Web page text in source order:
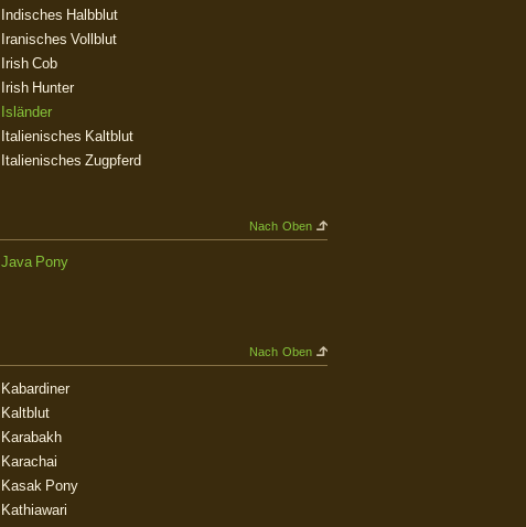
Indisches Halbblut
Iranisches Vollblut
Irish Cob
Irish Hunter
Isländer
Italienisches Kaltblut
Italienisches Zugpferd
Nach Oben
Java Pony
Nach Oben
Kabardiner
Kaltblut
Karabakh
Karachai
Kasak Pony
Kathiawari